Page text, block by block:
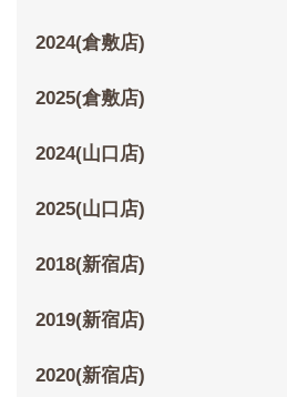
2024(倉敷店)
2025(倉敷店)
2024(山口店)
2025(山口店)
2018(新宿店)
2019(新宿店)
2020(新宿店)